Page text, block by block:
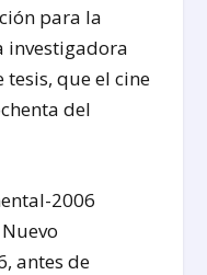
para la
investigadora
tesis, que el cine
del
antes de